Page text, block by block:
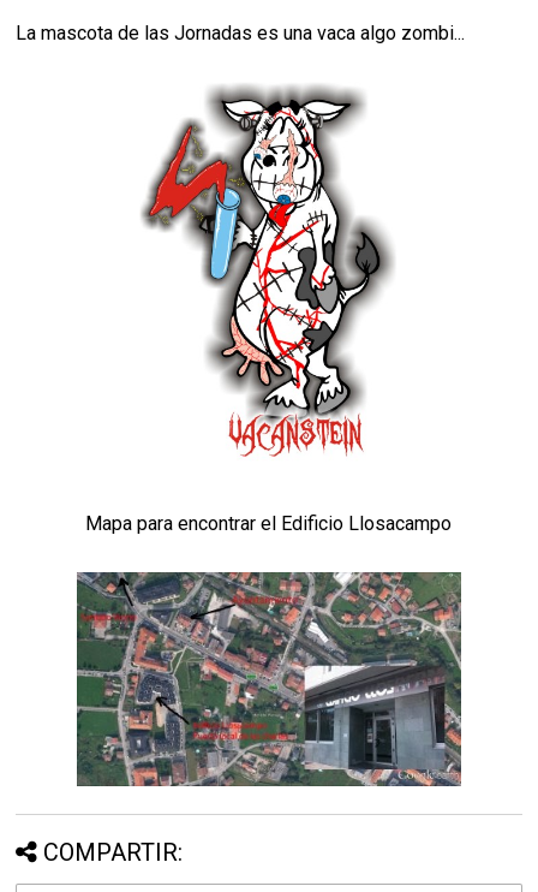
La mascota de las Jornadas es una vaca algo zombi...
Mapa para encontrar el Edificio Llosacampo
COMPARTIR: